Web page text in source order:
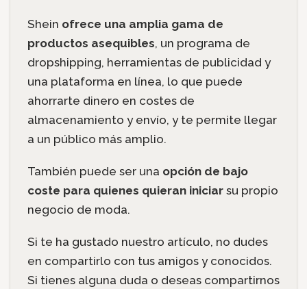
Shein ofrece una amplia gama de
productos asequibles, un programa de
dropshipping, herramientas de publicidad y
una plataforma en línea, lo que puede
ahorrarte dinero en costes de
almacenamiento y envío, y te permite llegar
a un público más amplio.
También puede ser una opción de bajo
coste para quienes quieran iniciar su propio
negocio de moda.
Si te ha gustado nuestro artículo, no dudes
en compartirlo con tus amigos y conocidos.
Si tienes alguna duda o deseas compartirnos